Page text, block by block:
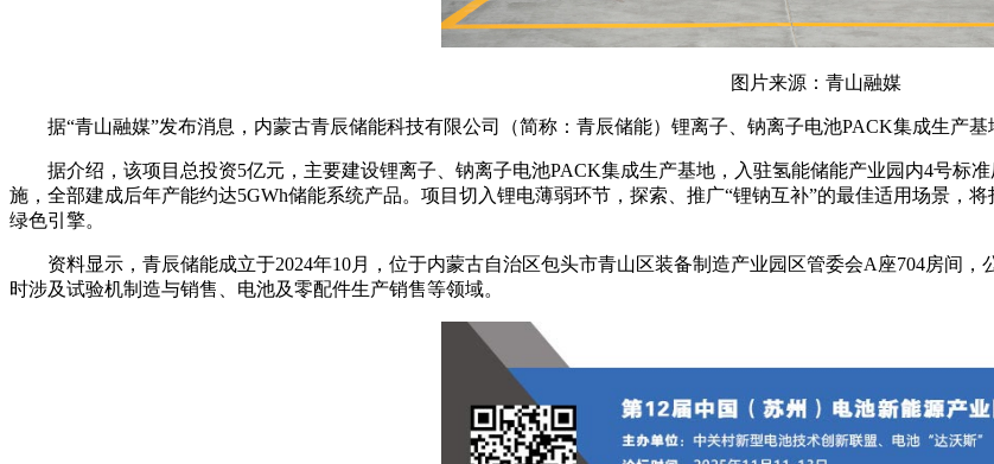
图片来源：青山融媒
据“青山融媒”发布消息，内蒙古青辰储能科技有限公司（简称：青辰储能）锂离子、钠离子电池PACK集成生产
据介绍，该项目总投资5亿元，主要建设锂离子、钠离子电池PACK集成生产基地，入驻氢能储能产业园内4号标
施，全部建成后年产能约达5GWh储能系统产品。项目切入锂电薄弱环节，探索、推广“锂钠互补”的最佳适用场景，
绿色引擎。
资料显示，青辰储能成立于2024年10月，位于内蒙古自治区包头市青山区装备制造产业园区管委会A座704房间
时涉及试验机制造与销售、电池及零配件生产销售等领域。